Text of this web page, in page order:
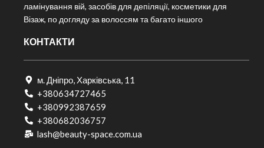
ламінування вій, засобів для депіляції, косметики для
Візаж, по догляду за волоссям та багато іншого
КОНТАКТИ
м. Дніпро, Харківська, 11
+380634727465
+380992387659
+380682036757​
lash@beauty-space.com.ua